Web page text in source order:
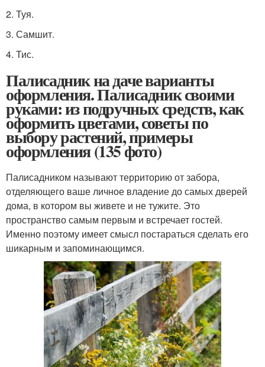
2. Туя.
3. Самшит.
4. Тис.
Палисадник на даче варианты
оформления. Палисадник своими
руками: из подручных средств, как
оформить цветами, советы по
выбору растений, примеры
оформления (135 фото)
Палисадником называют территорию от забора,
отделяющего ваше личное владение до самых дверей
дома, в котором вы живете и не тужите. Это
пространство самым первым и встречает гостей.
Именно поэтому имеет смысл постараться сделать его
шикарным и запоминающимся.